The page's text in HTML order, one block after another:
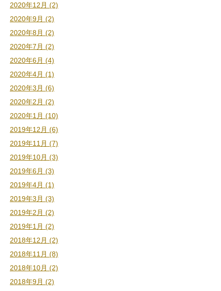
2020年12月 (2)
2020年9月 (2)
2020年8月 (2)
2020年7月 (2)
2020年6月 (4)
2020年4月 (1)
2020年3月 (6)
2020年2月 (2)
2020年1月 (10)
2019年12月 (6)
2019年11月 (7)
2019年10月 (3)
2019年6月 (3)
2019年4月 (1)
2019年3月 (3)
2019年2月 (2)
2019年1月 (2)
2018年12月 (2)
2018年11月 (8)
2018年10月 (2)
2018年9月 (2)